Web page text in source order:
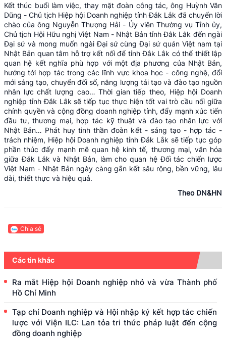
Kết thúc buổi làm việc, thay mặt đoàn công tác, ông Huỳnh Văn
Dũng - Chủ tịch Hiệp hội Doanh nghiệp tỉnh Đắk Lắk đã chuyển lời
chào của ông Nguyễn Thượng Hải - Ủy viên Thường vụ Tỉnh ủy,
Chủ tịch Hội Hữu nghị Việt Nam - Nhật Bản tỉnh Đắk Lắk đến ngài
Đại sứ và mong muốn ngài Đại sứ cùng Đại sứ quán Việt nam tại
Nhật Bản quan tâm hỗ trợ kết nối để tỉnh Đắk Lắk có thể thiết lập
quan hệ kết nghĩa phù hợp với một địa phương của Nhật Bản,
hướng tới hợp tác trong các lĩnh vực khoa học - công nghệ, đổi
mới sáng tạo, chuyển đổi số, năng lượng tái tạo và đào tạo nguồn
nhân lực chất lượng cao… Thời gian tiếp theo, Hiệp hội Doanh
nghiệp tỉnh Đắk Lắk sẽ tiếp tục thực hiện tốt vai trò cầu nối giữa
chính quyền và cộng đồng doanh nghiệp tỉnh, đẩy mạnh xúc tiến
đầu tư, thương mại, hợp tác kỹ thuật và đào tạo nhân lực với
Nhật Bản… Phát huy tinh thần đoàn kết - sáng tạo - hợp tác -
trách nhiệm, Hiệp hội Doanh nghiệp tỉnh Đắk Lắk sẽ tiếp tục góp
phần thúc đẩy mạnh mẽ quan hệ kinh tế, thương mại, văn hóa
giữa Đắk Lắk và Nhật Bản, làm cho quan hệ Đối tác chiến lược
Việt Nam - Nhật Bản ngày càng gắn kết sâu rộng, bền vững, lâu
dài, thiết thực và hiệu quả.
Theo DN&HN
Chia sẻ
Các tin khác
Ra mắt Hiệp hội Doanh nghiệp nhỏ và vừa Thành phố
Hồ Chí Minh
Tạp chí Doanh nghiệp và Hội nhập ký kết hợp tác chiến
lược với Viện ILC: Lan tỏa tri thức pháp luật đến cộng
đồng doanh nghiệp